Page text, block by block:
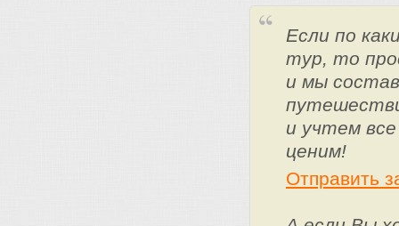
Если по
тур, то
и мы
и учтем
ценим!
Отправить